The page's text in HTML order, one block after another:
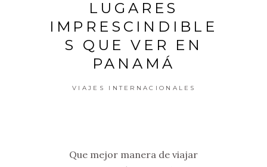
LUGARES
IMPRESCINDIBLE
S QUE VER EN
PANAMÁ
VIAJES INTERNACIONALES
Que mejor manera de viajar